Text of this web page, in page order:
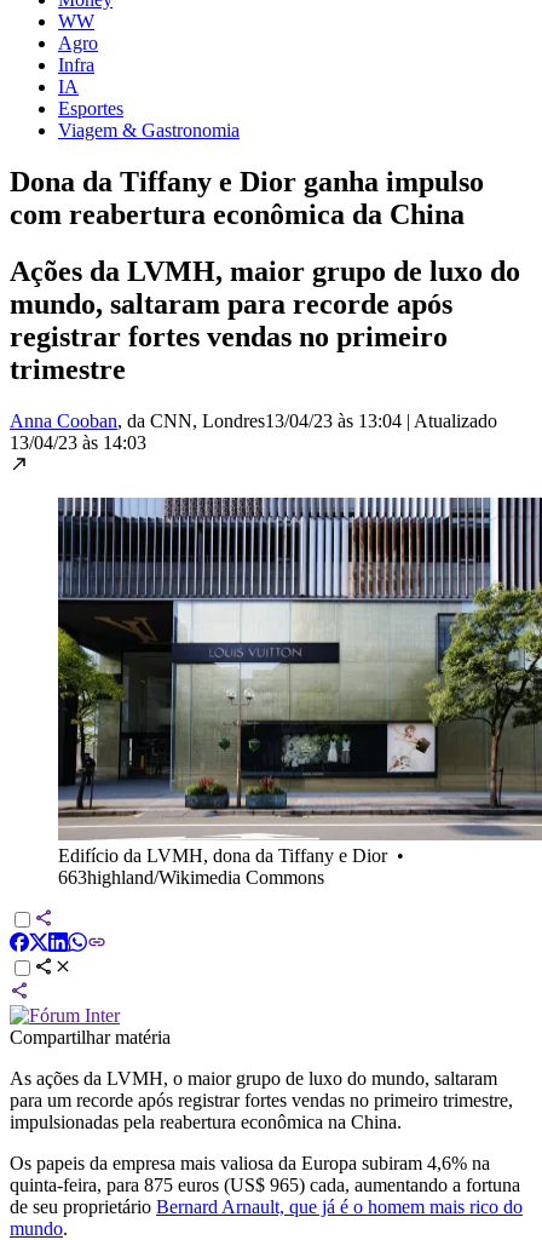
WW
Agro
Infra
IA
Esportes
Viagem & Gastronomia
Dona da Tiffany e Dior ganha impulso
com reabertura econômica da China
Ações da LVMH, maior grupo de luxo do
mundo, saltaram para recorde após
registrar fortes vendas no primeiro
trimestre
Anna Cooban, da CNN, Londres13/04/23 às 13:04 | Atualizado
13/04/23 às 14:03
Edifício da LVMH, dona da Tiffany e Dior•
663highland/Wikimedia Commons
Compartilhar matéria
As ações da LVMH, o maior grupo de luxo do mundo, saltaram
para um recorde após registrar fortes vendas no primeiro trimestre,
impulsionadas pela reabertura econômica na China.
Os papeis da empresa mais valiosa da Europa subiram 4,6% na
quinta-feira, para 875 euros (US$ 965) cada, aumentando a fortuna
de seu proprietário Bernard Arnault, que já é o homem mais rico do
mundo.